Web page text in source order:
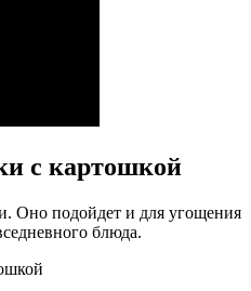
с картошкой
Оно подойдет и для угощения
блюда.